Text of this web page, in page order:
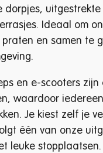
dorpjes, uitgestrekte
Ideaal om
en samen te
en e-scooters zijn
waardoor
Je kiest zelf je
één van onze
leuke stopplaatsen.